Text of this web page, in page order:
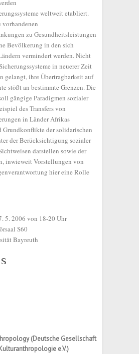
weltweit etabliert.
zu Gesundheitsleistungen
Bevölkerung in den sich
vermindert werden. Nicht
in neuerer Zeit
gelangt, ihre Übertragbarkeit auf
stößt an bestimmte Grenzen. Die
gängige Paradigmen sozialer
des Transfers von
in Länder Afrikas
Grundkonflikte der solidarischen
der Berücksichtigung sozialer
darstellen sowie der
inwieweit Vorstellungen von
hier eine Rolle
5. 2006 von 18-20 Uhr
S60
Bayreuth
(Deutsche Gesellschaft
e.V.)